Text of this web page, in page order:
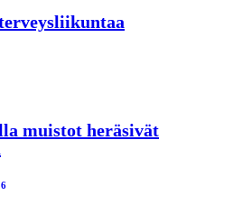
muistot heräsivät